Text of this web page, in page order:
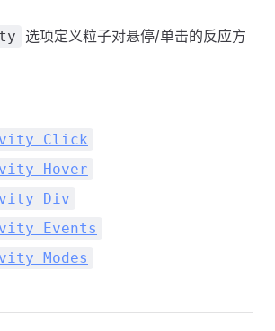
选项定义粒子对悬停/单击的反应方
Click
Hover
Div
Events
Modes